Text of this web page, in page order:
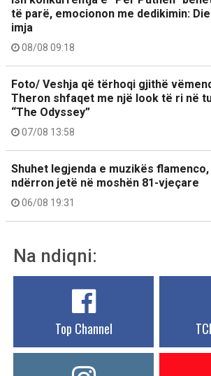
të parë, emocionon me dedikimin:
imja
08/08 09:18
Foto/ Veshja që tërhoqi gjithë
Theron shfaqet me një look të ri në
“The Odyssey”
07/08 13:58
Shuhet legjenda e muzikës
ndërron jetë në moshën 81-vjeçare
06/08 19:31
Na ndiqni:
Top Channel